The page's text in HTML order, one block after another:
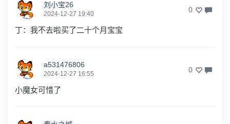
刘小宝26
2024-12-27 19:40 0
丁：我不去啦买了二十个月宝宝
a531476806
2024-12-27 16:55 0
小魔女可惜了